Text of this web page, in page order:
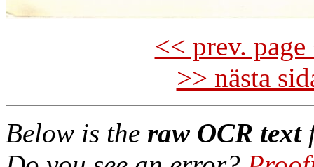
<< prev.
>> nästa
Below is the raw OCR text